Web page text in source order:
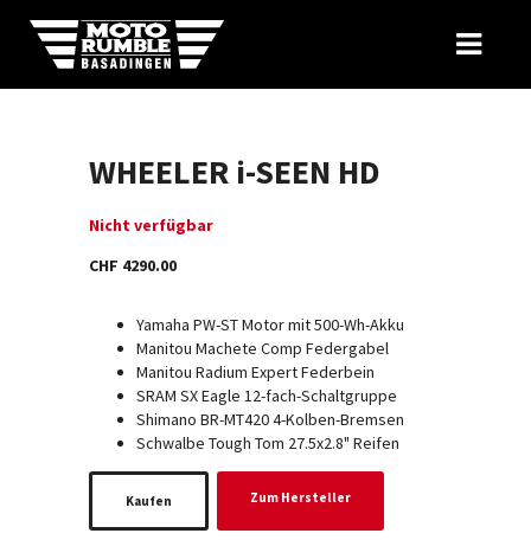
WHEELER i-SEEN HD
Nicht verfügbar
CHF 4290.00
Yamaha PW-ST Motor mit 500-Wh-Akku
Manitou Machete Comp Federgabel
Manitou Radium Expert Federbein
SRAM SX Eagle 12-fach-Schaltgruppe
Shimano BR-MT420 4-Kolben-Bremsen
Schwalbe Tough Tom 27.5x2.8" Reifen
Kaufen Zum Hersteller